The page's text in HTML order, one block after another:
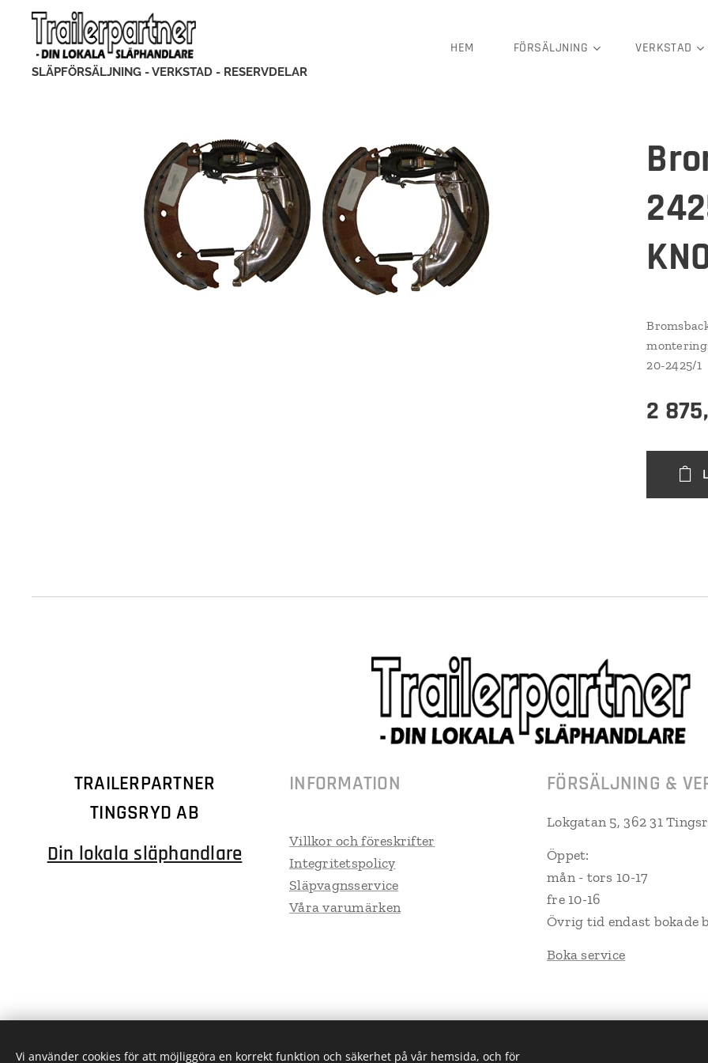
SLÄPFÖRSÄLJNING - VERKSTAD - RESERVDELAR
HEM FÖRSÄLJNING VERKSTAD
20-2425/1
2
TRAILERPARTNER
TINGSRYD AB
Din lokala släphandlare
INFORMATION
Villkor och föreskrifter
Integritetspolicy
Släpvagnsservice
Våra varumärken
FÖRSÄLJNING &
Lokgatan 5, 362 31
Öppet:
mån - tors 10-17
fre 10-16
Övrig tid endast bokade
Boka service
Vi använder cookies för att möjliggöra en korrekt funktion och säkerhet på vår hemsida, och för